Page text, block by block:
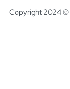
Copyright 2024 ©